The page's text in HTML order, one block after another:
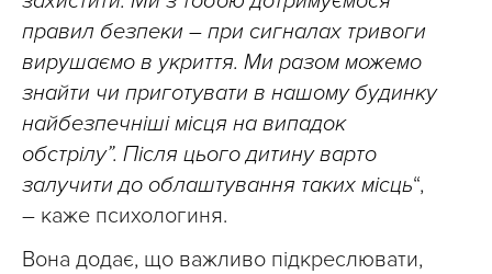
правил безпеки – при сигналах тривоги
вирушаємо в укриття. Ми разом можемо
знайти чи приготувати в нашому будинку
найбезпечніші місця на випадок
обстрілу”. Після цього дитину варто
залучити до облаштування таких місць“,
– каже психологиня.
Вона додає, що важливо підкреслювати,